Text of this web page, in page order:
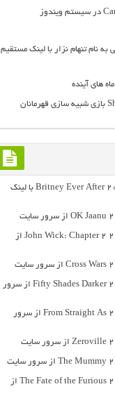
نام تنهام نزار با لینک مستقیم
های آینده
دانلود Shop Heroes 1.1.34002 بازی شبیه سازی قهرمانان
دانلود رایگان مسنتد خارجی Britney Ever After 2017 با لینک
دانلود مستقیم فیلم خارجی John Wick: Chapter 2 2017 از
دانلود مستقیم فیلم خارجی Fifty Shades Darker 2017 از سرور
دانلود مستقیم فیلم خارجی From Straight As 2017 از سرور
دانلود مستقیم فیلم خارجی The Fate of the Furious 2017 از